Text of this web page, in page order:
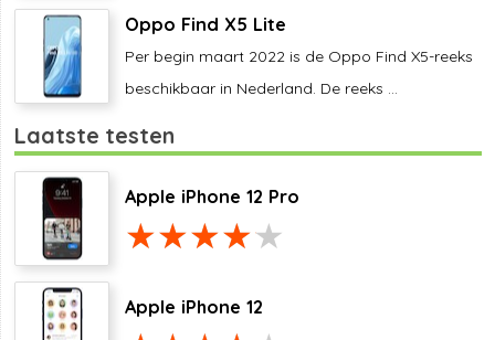
Oppo Find X5 Lite
Per begin maart 2022 is de Oppo Find X5-reeks
beschikbaar in Nederland. De reeks ...
Laatste testen
Apple iPhone 12 Pro
Apple iPhone 12